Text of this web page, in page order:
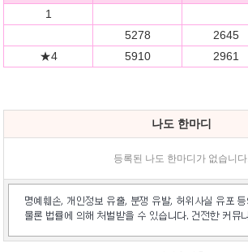
1
5278
2645
★4
5910 2961
나도 한마디
등록된 나도 한마디가 없습니다.